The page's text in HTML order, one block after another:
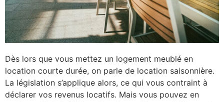
Dès lors que vous mettez un logement meublé en
location courte durée, on parle de location saisonnière.
La législation s’applique alors, ce qui vous contraint à
déclarer vos revenus locatifs. Mais vous pouvez en